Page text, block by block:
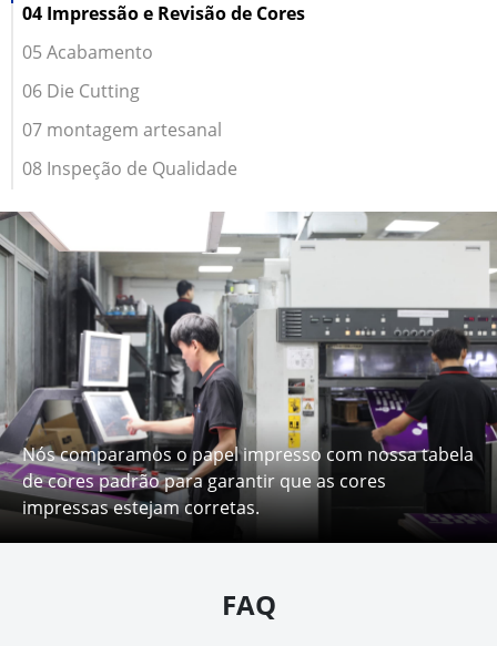
04 Impressão e Revisão de Cores
05 Acabamento
06 Die Cutting
07 montagem artesanal
08 Inspeção de Qualidade
Nós comparamos o papel impresso com nossa tabela
de cores padrão para garantir que as cores
impressas estejam corretas.
FAQ